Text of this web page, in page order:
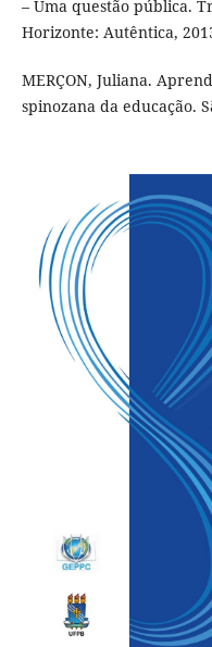
– Uma questão pública.
Horizonte: Autêntica,
MERÇON, Juliana.
spinozana da educação.